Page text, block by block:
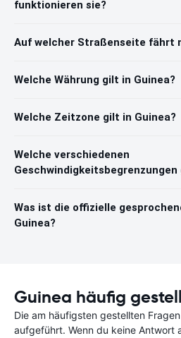
funktionieren sie?
Auf welcher Straßenseite fährt
Welche Währung gilt in Guinea?
Welche Zeitzone gilt in Guinea?
Welche verschiedenen
Geschwindigkeitsbegrenzungen
Was ist die offizielle
Guinea?
Guinea häufig
Die am häufigsten gestellten
aufgeführt. Wenn du keine Antwort